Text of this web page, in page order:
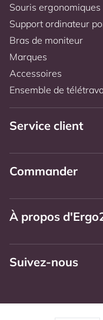
Souris ergonomiques
Support ordinateur
Bras de moniteur
Marques
Accessoires
Ensemble de
Service client
Commander
À propos
Suivez-nous